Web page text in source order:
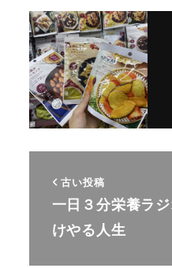
古い投稿
一日３分栄養ラ
けやる人生